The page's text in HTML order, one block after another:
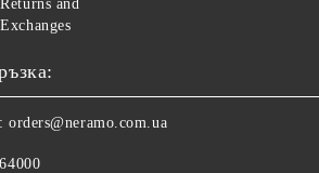
Returns and
Exchanges
orders@neramo.com.ua